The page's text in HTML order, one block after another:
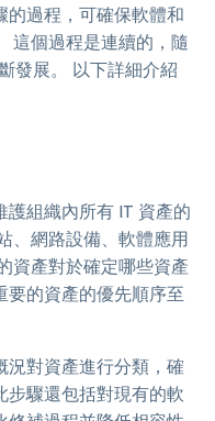
過程，可確保軟體和
這個過程是連續的，隨
發展。 以下詳細介紹
組織內所有 IT 資產的
、網路設備、軟體應用
資產對於確定哪些資產
要的資產的優先順序至
況對資產進行分類，確
驟還包括對現有的軟